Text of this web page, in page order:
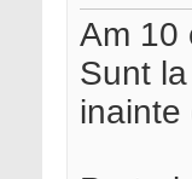
Am 10
Sunt
inainte